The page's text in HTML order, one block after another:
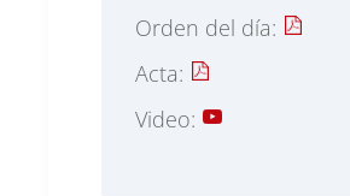
Orden del día:
Acta:
Video: